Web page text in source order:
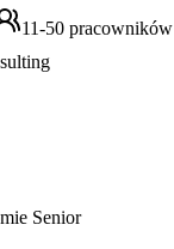
11-50 pracowników
Senior